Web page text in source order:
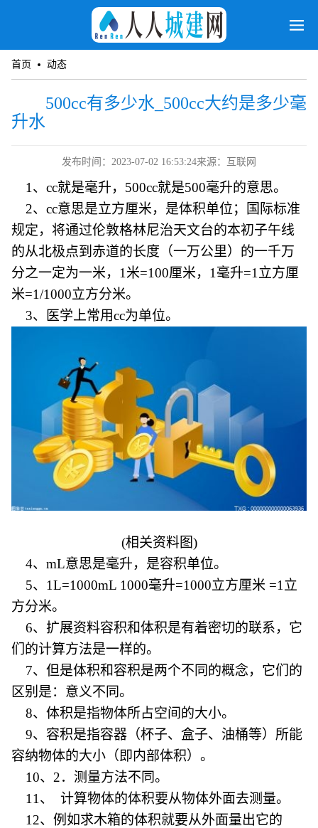
首页 动态
500cc有多少水_500cc大约是多少毫
升水
发布时间：2023-07-02 16:53:24来源：互联网
1、cc就是毫升，500cc就是500毫升的意思。
2、cc意思是立方厘米，是体积单位；国际标准
规定，将通过伦敦格林尼治天文台的本初子午线
的从北极点到赤道的长度（一万公里）的一千万
分之一定为一米，1米=100厘米，1毫升=1立方厘
米=1/1000立方分米。
3、医学上常用cc为单位。
(相关资料图)
4、mL意思是毫升，是容积单位。
5、1L=1000mL 1000毫升=1000立方厘米 =1立
方分米。
6、扩展资料容积和体积是有着密切的联系，它
们的计算方法是一样的。
7、但是体积和容积是两个不同的概念，它们的
区别是：意义不同。
8、体积是指物体所占空间的大小。
9、容积是指容器（杯子、盒子、油桶等）所能
容纳物体的大小（即内部体积）。
10、2．测量方法不同。
11、 计算物体的体积要从物体外面去测量。
12、例如求木箱的体积就要从外面量出它的